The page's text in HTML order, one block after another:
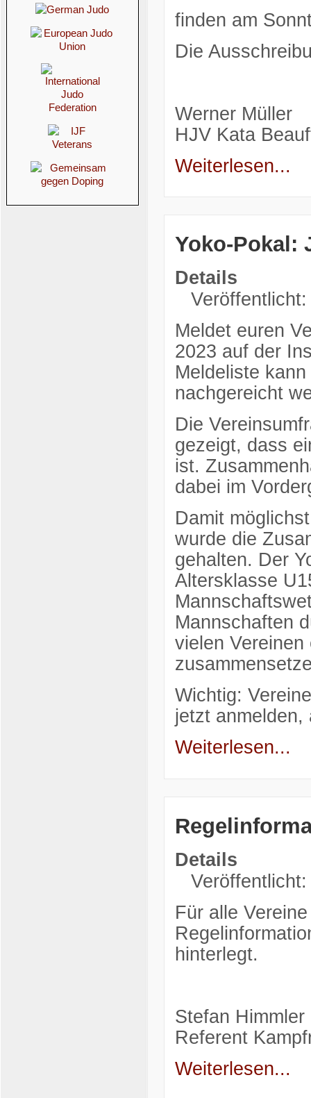
finden am
Die
Werner Müller
HJV Kata
Weiterlesen...
Yoko-Pokal:
Details
Meldet euren
2023 auf der
Meldeliste
nachgereicht
Die
gezeigt, dass
ist.
dabei im
Damit
wurde die
gehalten. Der
Altersklasse
Mannschaften
vielen
Wichtig:
jetzt
Weiterlesen...
Details
Für alle
hinterlegt.
Stefan Himmler
Referent
Weiterlesen...